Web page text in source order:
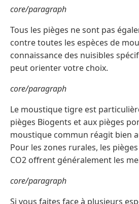
core/paragraph
Tous les pièges ne sont pas
contre toutes les espèces de
connaissance des nuisibles
peut orienter votre choix.
core/paragraph
Le moustique tigre est
pièges Biogents et aux pièges
moustique commun réagit bien
Pour les zones rurales, les
CO2 offrent généralement les
core/paragraph
Si vous faites face à plusieurs